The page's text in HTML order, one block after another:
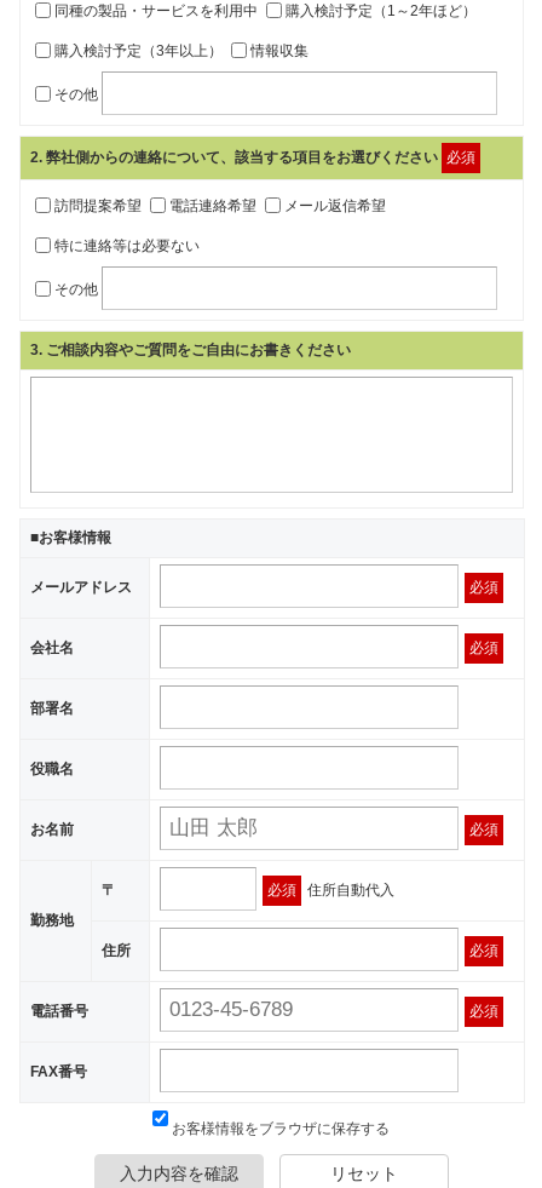
同種の製品・サービスを利用中 購入検討予定（1～2年ほど）
購入検討予定（3年以上） 情報収集
その他
2. 弊社側からの連絡について、該当する項目をお選びください 必須
訪問提案希望 電話連絡希望 メール返信希望
特に連絡等は必要ない
その他
3. ご相談内容やご質問をご自由にお書きください
■お客様情報
メールアドレス 必須
会社名 必須
部署名
役職名
お名前 必須
勤務地
〒 必須 住所自動代入
住所 必須
電話番号 必須
FAX番号
お客様情報をブラウザに保存する
入力内容を確認 リセット